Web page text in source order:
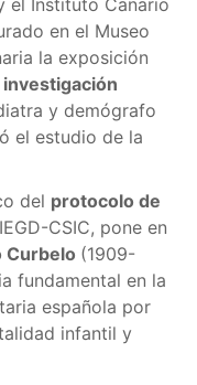
el Instituto Canario
en el Museo
la exposición
y demógrafo
el estudio de la
del protocolo de
CSIC, pone en
Curbelo (1909-
fundamental en la
española por
infantil y